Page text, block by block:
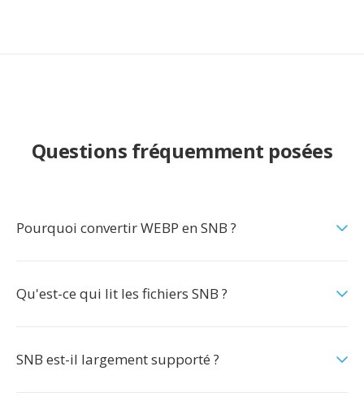
Questions fréquemment posées
Pourquoi convertir WEBP en SNB ?
Qu'est-ce qui lit les fichiers SNB ?
SNB est-il largement supporté ?